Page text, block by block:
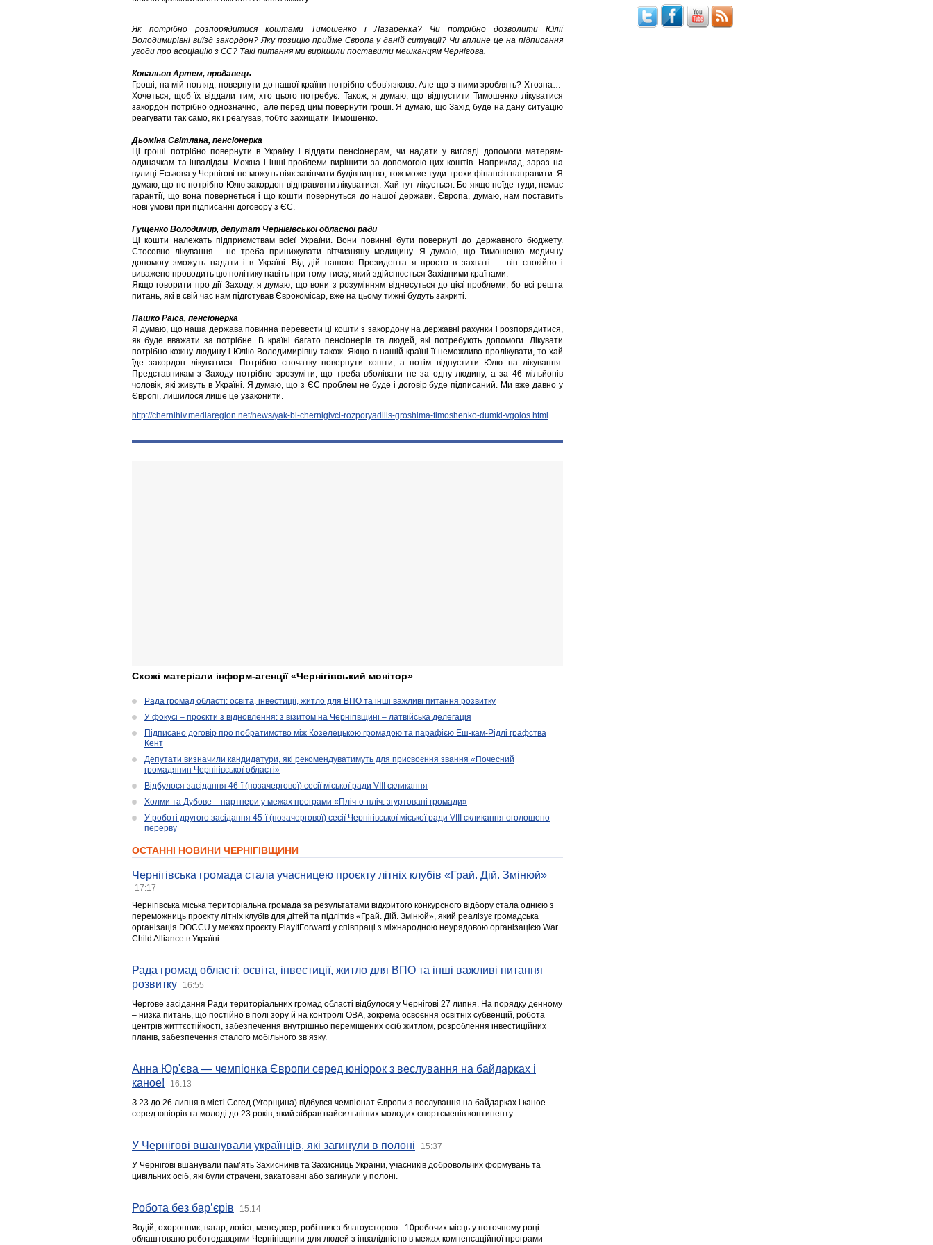
Як потрібно розпорядитися коштами Тимошенко і Лазаренка? Чи потрібно дозволити Юлії
Володимирівні виїзд закордон? Яку позицію прийме Європа у даній ситуації? Чи вплине це на підписання
угоди про асоціацію з ЄС? Такі питання ми вирішили поставити мешканцям Чернігова.
Ковальов Артем, продавець
Гроші, на мій погляд, повернути до нашої країни потрібно обов’язково. Але що з ними зроблять? Хтозна…
Хочеться, щоб їх віддали тим, хто цього потребує. Також, я думаю, що відпустити Тимошенко лікуватися
закордон потрібно однозначно, але перед цим повернути гроші. Я думаю, що Захід буде на дану ситуацію
реагувати так само, як і реагував, тобто захищати Тимошенко.
Дьоміна Світлана, пенсіонерка
Ці гроші потрібно повернути в Україну і віддати пенсіонерам, чи надати у вигляді допомоги матерям-
одиначкам та інвалідам. Можна і інші проблеми вирішити за допомогою цих коштів. Наприклад, зараз на
вулиці Еськова у Чернігові не можуть ніяк закінчити будівництво, тож може туди трохи фінансів направити. Я
думаю, що не потрібно Юлю закордон відправляти лікуватися. Хай тут лікується. Бо якщо поїде туди, немає
гарантії, що вона повернеться і що кошти повернуться до нашої держави. Європа, думаю, нам поставить
нові умови при підписанні договору з ЄС.
Гущенко Володимир, депутат Чернігівської обласної ради
Ці кошти належать підприємствам всієї України. Вони повинні бути повернуті до державного бюджету.
Стосовно лікування - не треба принижувати вітчизняну медицину. Я думаю, що Тимошенко медичну
допомогу зможуть надати і в Україні. Від дій нашого Президента я просто в захваті — він спокійно і
виважено проводить цю політику навіть при тому тиску, який здійснюється Західними країнами.
Якщо говорити про дії Заходу, я думаю, що вони з розумінням віднесуться до цієї проблеми, бо всі решта
питань, які в свій час нам підготував Єврокомісар, вже на цьому тижні будуть закриті.
Пашко Раїса, пенсіонерка
Я думаю, що наша держава повинна перевести ці кошти з закордону на державні рахунки і розпорядитися,
як буде вважати за потрібне. В країні багато пенсіонерів та людей, які потребують допомоги. Лікувати
потрібно кожну людину і Юлію Володимирівну також. Якщо в нашій країні її неможливо пролікувати, то хай
їде закордон лікуватися. Потрібно спочатку повернути кошти, а потім відпустити Юлю на лікування.
Представникам з Заходу потрібно зрозуміти, що треба вболівати не за одну людину, а за 46 мільйонів
чоловік, які живуть в Україні. Я думаю, що з ЄС проблем не буде і договір буде підписаний. Ми вже давно у
Європі, лишилося лише це узаконити.
http://chernihiv.mediaregion.net/news/yak-bi-chernigivci-rozporyadilis-groshima-timoshenko-dumki-vgolos.html
Схожі матеріали інформ-агенції «Чернігівський монітор»
Рада громад області: освіта, інвестиції, житло для ВПО та інші важливі питання розвитку
У фокусі – проєкти з відновлення: з візитом на Чернігівщині – латвійська делегація
Підписано договір про побратимство між Козелецькою громадою та парафією Еш-кам-Рідлі графства
Кент
Депутати визначили кандидатури, які рекомендуватимуть для присвоєння звання «Почесний
громадянин Чернігівської області»
Відбулося засідання 46-ї (позачергової) сесії міської ради VIII скликання
Холми та Дубове – партнери у межах програми «Пліч-о-пліч: згуртовані громади»
У роботі другого засідання 45-ї (позачергової) сесії Чернігівської міської ради VIII скликання оголошено
перерву
ОСТАННІ НОВИНИ ЧЕРНІГІВЩИНИ
Чернігівська громада стала учасницею проєкту літніх клубів «Грай. Дій. Змінюй»
17:17
Чернігівська міська територіальна громада за результатами відкритого конкурсного відбору стала однією з
переможниць проєкту літніх клубів для дітей та підлітків «Грай. Дій. Змінюй», який реалізує громадська
організація DOCCU у межах проєкту PlayItForward у співпраці з міжнародною неурядовою організацією War
Child Alliance в Україні.
Рада громад області: освіта, інвестиції, житло для ВПО та інші важливі питання
розвитку
16:55
Чергове засідання Ради територіальних громад області відбулося у Чернігові 27 липня. На порядку денному
– низка питань, що постійно в полі зору й на контролі ОВА, зокрема освоєння освітніх субвенцій, робота
центрів життєстійкості, забезпечення внутрішньо переміщених осіб житлом, розроблення інвестиційних
планів, забезпечення сталого мобільного зв’язку.
Анна Юр'єва — чемпіонка Європи серед юніорок з веслування на байдарках і
каное!
16:13
З 23 до 26 липня в місті Сегед (Угорщина) відбувся чемпіонат Європи з веслування на байдарках і каное
серед юніорів та молоді до 23 років, який зібрав найсильніших молодих спортсменів континенту.
У Чернігові вшанували українців, які загинули в полоні 15:37
У Чернігові вшанували пам’ять Захисників та Захисниць України, учасників добровольчих формувань та
цивільних осіб, які були страчені, закатовані або загинули у полоні.
Робота без бар’єрів 15:14
Водій, охоронник, вагар, логіст, менеджер, робітник з благоусторою– 10робочих місць у поточному році
облаштовано роботодавцями Чернігівщини для людей з інвалідністю в межах компенсаційної програми